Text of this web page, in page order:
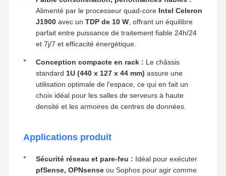
Alimenté par le processeur quad-core Intel Celeron
J1900avec un TDP de 10 W, offrant un équilibre
parfait entre puissance de traitement fiable 24h/24
et 7j/7 et efficacité énergétique.
Conception compacte en rack : Le châssis
standard 1U (440 x 127 x 44 mm) assure une
utilisation optimale de l'espace, ce qui en fait un
choix idéal pour les salles de serveurs à haute
densité et les armoires de centres de données.
Applications produit
Sécurité réseau et pare-feu : Idéal pour exécuter
pfSense, OPNsenseou Sophos pour agir comme